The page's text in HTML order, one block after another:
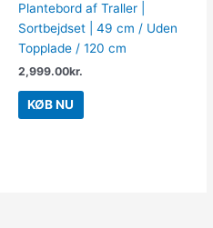
Plantebord af Traller |
Sortbejdset | 49 cm / Uden
Topplade / 120 cm
2,999.00kr.
KØB NU